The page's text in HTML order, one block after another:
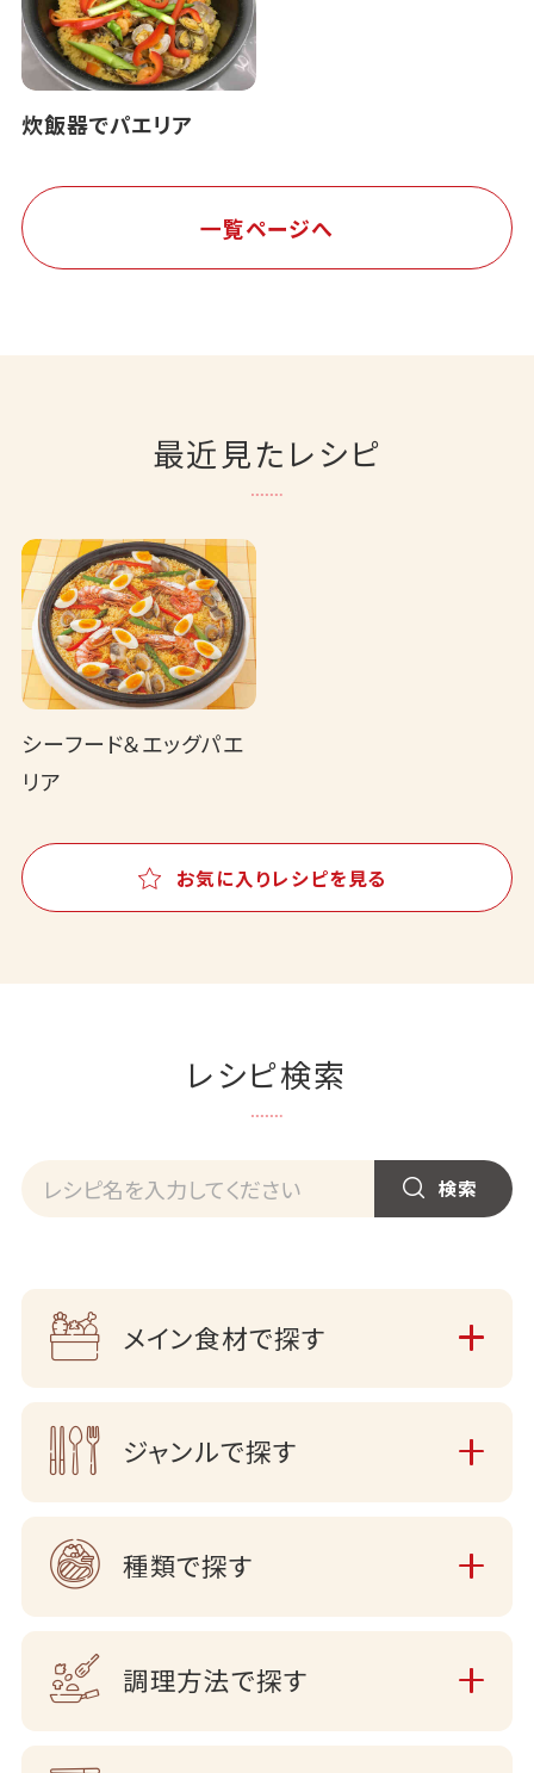
炊飯器でパエリア
一覧ページへ
最近見たレシピ
シーフード＆エッグパエ
リア
お気に入りレシピを見る
レシピ検索
メイン食材で探す
ジャンルで探す
種類で探す
調理方法で探す